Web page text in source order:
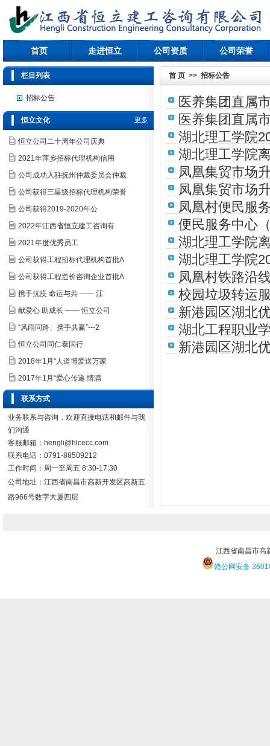
首页 走进恒立 公司资质 公司荣誉
首 页 >> 招标公告
医养集团直属
医养集团直属
湖北理工学院
湖北理工学院
公告
凤凰集贸市场
凤凰集贸市场
凤凰村便民服
便民服务中心
湖北理工学院
商公告
湖北理工学院
凤凰村铁路沿
校园垃圾转运
新港园区湖北
湖北工程职业
公告
新港园区湖北
栏目列表
招标公告
更多
恒立文化
恒立公司二十周年公司庆典
2021年萍乡招标代理机构信用
公司成功入驻抚州仲裁委员会仲裁
公司获得三星级招标代理机构荣誉
公司获得2019-2020年公
2022年江西省恒立建工咨询有
2021年度优秀员工
公司获得工程招标代理机构首批A
公司获得工程造价咨询企业首批A
携手抗疫 命运与共 —— 江
献爱心 助成长 —— 恒立公司
“风雨同路、携手共赢”---2
恒立公司同仁泰国行
2018年1月“人道博爱送万家
2017年1月“爱心传递 情满
联系方式
业务联系与咨询，欢迎直接电话和邮件与我
们沟通
客服邮箱：hengli@hlcecc.com
联系电话：0791-88509212
工作时间：周一至周五 8:30-17:30
公司地址： 江西省南昌市高新开发区高新五
路966号数字大厦四层
江西省南昌市高
赣公网安备